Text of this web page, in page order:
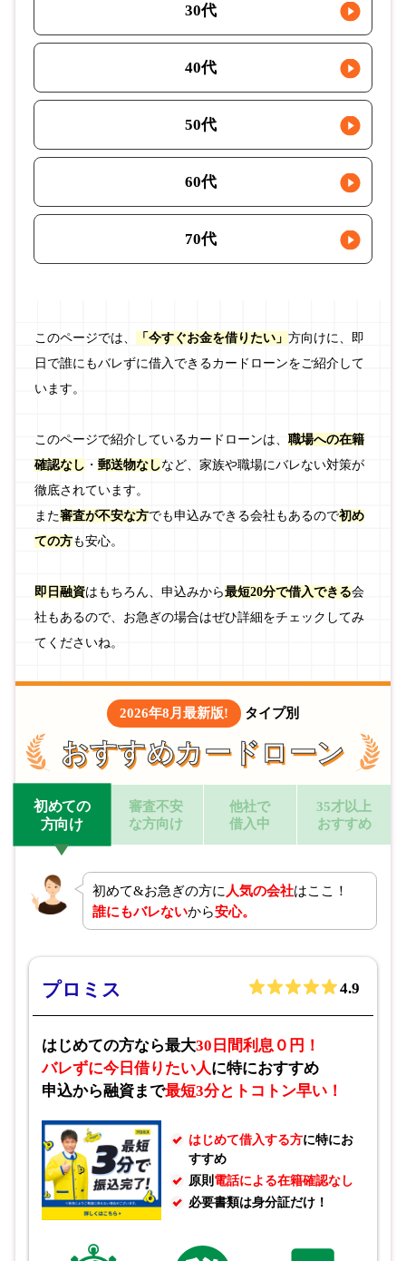
30代
40代
50代
60代
70代
このページでは、 「今すぐお金を借りたい」 方向けに、即
日で誰にもバレずに借入できるカードローンをご紹介して
います。
このページで紹介しているカードローンは、 職場への在籍
確認なし ・ 郵送物なしなど、家族や職場にバレない対策が
徹底されています。
また審査が不安な方でも申込みできる会社もあるので初め
ての方も安心。
即日融資はもちろん、申込みから最短20分で借入できる会
社もあるので、お急ぎの場合はぜひ詳細をチェックしてみ
てくださいね。
2026年8月最新版! タイプ別
おすすめカードローン
初めての
方向け
審査不安
な方向け
他社で
借入中
35才以上
おすすめ
初めて&お急ぎの方に 人気の会社はここ！
誰にもバレないから安心。
プロミス 4.9
はじめての方なら最大30日間利息０円！
バレずに今日借りたい人に特におすすめ
申込から融資まで最短3分とトコトン早い！
はじめて借入する方に特にお
すすめ
原則 電話による在籍確認なし
必要書類は身分証だけ！